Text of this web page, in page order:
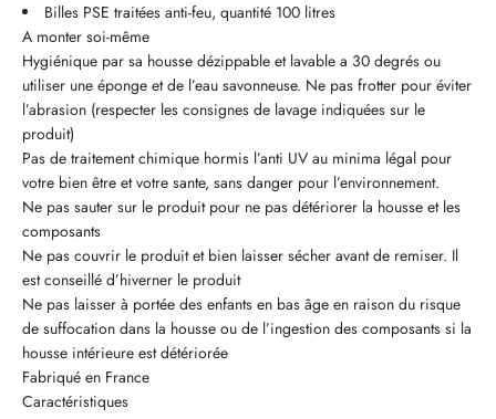
Billes PSE traitées anti-feu, quantité 100 litres
A monter soi-même
Hygiénique par sa housse dézippable et lavable a 30 degrés ou
utiliser une éponge et de l’eau savonneuse. Ne pas frotter pour éviter
l’abrasion (respecter les consignes de lavage indiquées sur le
produit)
Pas de traitement chimique hormis l’anti UV au minima légal pour
votre bien être et votre sante, sans danger pour l’environnement.
Ne pas sauter sur le produit pour ne pas détériorer la housse et les
composants
Ne pas couvrir le produit et bien laisser sécher avant de remiser. Il
est conseillé d’hiverner le produit
Ne pas laisser à portée des enfants en bas âge en raison du risque
de suffocation dans la housse ou de l’ingestion des composants si la
housse intérieure est détériorée
Fabriqué en France
Caractéristiques